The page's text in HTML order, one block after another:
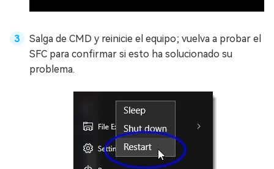
Salga de CMD y reinicie el equipo; vuelva a probar el
SFC para confirmar si esto ha solucionado su
problema.